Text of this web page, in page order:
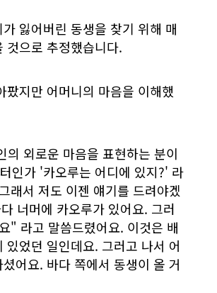
잃어버린 동생을 찾기 위해 매
것으로 추정했습니다.
팠지만 어머니의 마음을 이해했
의 외로운 마음을 표현하는 분이
인가 '카오루는 어디에 있지?' 라
래서 저도 이젠 얘기를 드려야겠
너머에 카오루가 있어요. 그러
" 라고 말씀드렸어요. 이것은 배
있었던 일인데요. 그러고 나서 어
어요. 바다 쪽에서 동생이 올 거